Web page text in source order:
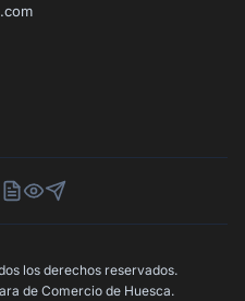
Denuncias
de Sugerencias
Perfil Contratante
Ley de Transparencia
Contacta con nosotros
los derechos reservados.
de Comercio de Huesca.